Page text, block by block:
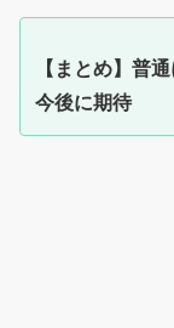
【まとめ】普
今後に期待